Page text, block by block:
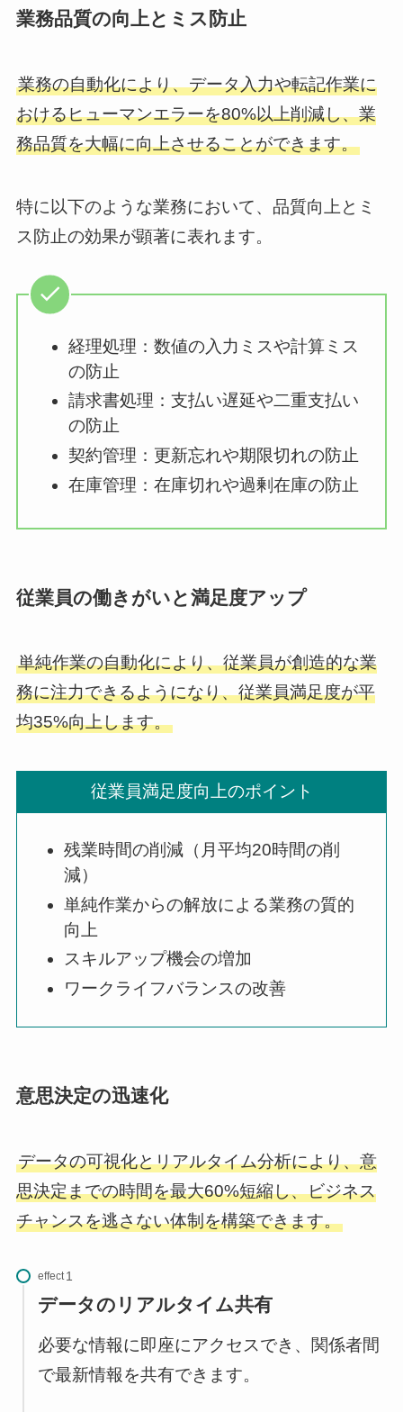
業務品質の向上とミス防止
業務の自動化により、データ入力や転記作業に
おけるヒューマンエラーを80%以上削減し、業
務品質を大幅に向上させることができます。
特に以下のような業務において、品質向上とミ
ス防止の効果が顕著に表れます。
経理処理：数値の入力ミスや計算ミス
の防止
請求書処理：支払い遅延や二重支払い
の防止
契約管理：更新忘れや期限切れの防止
在庫管理：在庫切れや過剰在庫の防止
従業員の働きがいと満足度アップ
単純作業の自動化により、従業員が創造的な業
務に注力できるようになり、従業員満足度が平
均35%向上します。
従業員満足度向上のポイント
残業時間の削減（月平均20時間の削
減）
単純作業からの解放による業務の質的
向上
スキルアップ機会の増加
ワークライフバランスの改善
意思決定の迅速化
データの可視化とリアルタイム分析により、意
思決定までの時間を最大60%短縮し、ビジネス
チャンスを逃さない体制を構築できます。
effect
データのリアルタイム共有
必要な情報に即座にアクセスでき、関係者間
で最新情報を共有できます。